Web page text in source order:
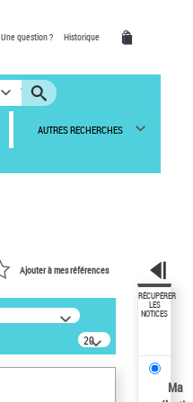
Une question ? Historique
AUTRES RECHERCHES
Ajouter à mes références
20
résultats/page
RÉCUPÉRER
LES
NOTICES
Ma